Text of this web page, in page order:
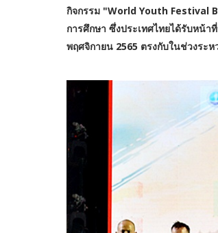
กิจกรรม "World Youth Festival
การศึกษา ซึ่งประเทศไทยได้รับหน้
พฤศจิกายน 2565 ตรงกับในช่วงระห